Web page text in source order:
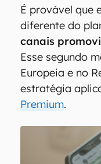
É provável que
diferente do
canais
Esse segundo
Europeia e no
estratégia
Premium.